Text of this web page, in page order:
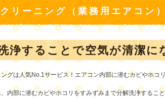
リーニング（業務用エアコン）
浄することで空気が清潔
グは人気No.1サービス！エアコン内部に潜むカビやホコ
内部に潜むカビやホコリをすみずみまで分解洗浄するこ